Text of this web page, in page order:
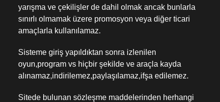
yarışma ve çekilişler de dahil olmak ancak bunlarla
sınırlı olmamak üzere promosyon veya diğer ticari
amaçlarla kullanılamaz.
Sisteme giriş yapıldıktan sonra izlenilen
oyun,program vs hiçbir şekilde ve araçla kayda
alınamaz,indirilemez,paylaşılamaz,ifşa edilemez.
Sitede bulunan sözleşme maddelerinden herhangi